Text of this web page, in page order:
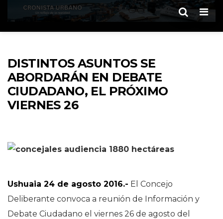
DISTINTOS ASUNTOS SE
ABORDARÁN EN DEBATE
CIUDADANO, EL PRÓXIMO
VIERNES 26
Ushuaia 24 de agosto 2016.- El Concejo
Deliberante convoca a reunión de Información y
Debate Ciudadano el viernes 26 de agosto del